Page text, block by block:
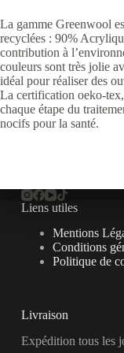
La gamme Greenwool
recyclées : 90%
contribution à
couleurs sont très jolie
idéal pour réaliser des
La certification oeko-
chaque étape du
nocifs pour la santé.
Liens utiles
Mentions
Conditions
Politique de
Livraison
Expédition tous les